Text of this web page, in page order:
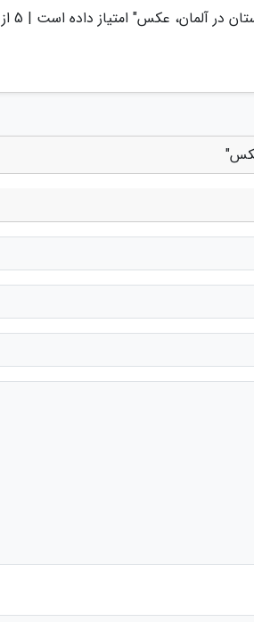
در آلمان، عکس" امتیاز داده است | 5 از 5